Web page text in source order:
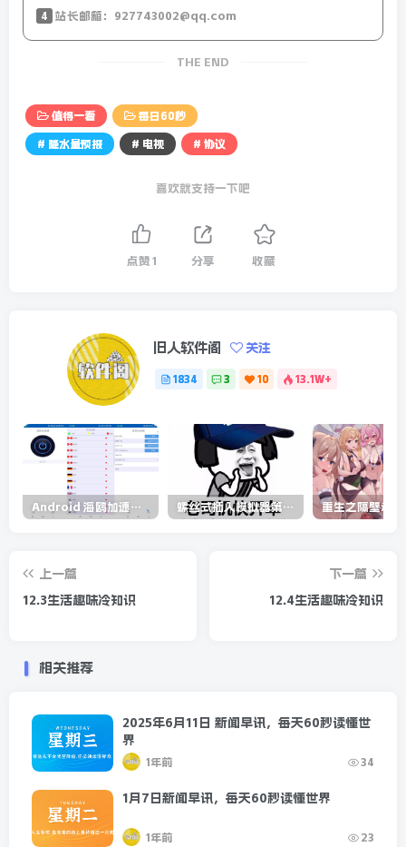
解除戒严决议；
该努力的，成年人的世界，要么忍，要么拼！
全国降水量预报-24小时预报图
4 站长邮箱：927743002@qq.com
THE END
值得一看 每日60秒
# 降水量预报 # 电视 # 协议
喜欢就支持一下吧
点赞 1 分享 收藏
旧人软件阁 关注
1834 3 10 13.1W+
Android 海鸥加速器v6.6.3(解锁会员) 螺丝式插入模拟器第5代/NejicomiSimulator.Vol.5.v1.0.2
上一篇
12.3生活趣味冷知识
下一篇
12.4生活趣味冷知识
相关推荐
2025年6月11日 新闻早讯，每天60秒读懂世
界
1年前 34
1月7日新闻早讯，每天60秒读懂世界
1年前 23